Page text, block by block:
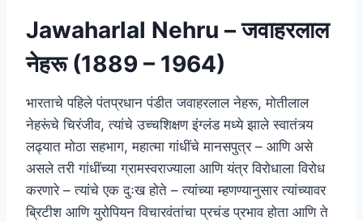
Jawaharlal Nehru – जवाहरलाल
नेहरू (1889 – 1964)
भारताचे पहिले पंतप्रधान पंडीत जवाहरलाल नेहरू, मोतीलाल
नेहरूंचे चिरंजीव, त्यांचे उच्चशिक्षण इंग्लंड मध्ये झाले स्वातंत्र्य
लढ्यात मोठा सहभाग, महात्मा गांधींचे मानसपुत्र – आणि असे
असले तरी गांधींच्या ग्रामस्वराज्याला आणि यंत्र विरोधाला विरोध
करणारे – त्यांचे एक दुःख होते – त्यांच्या म्हणण्यानुसार त्यांच्यावर
ब्रिटीश आणि युरोपियन विचारवंतांचा प्रचंड प्रभाव होता आणि ते